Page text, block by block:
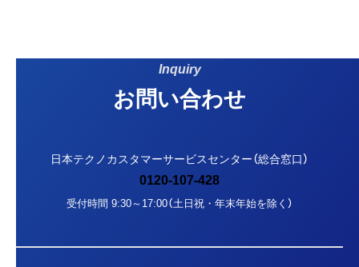
Inquiry
お問い合わせ
日本テクノカスタマーサービスセンター（総合窓口）
0120-107-428
受付時間 9:30～17:00（土日祝・年末年始を除く）